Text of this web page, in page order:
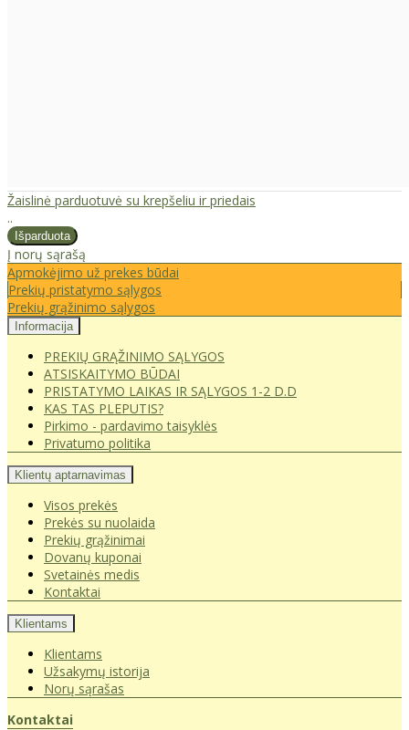
Žaislinė parduotuvė su krepšeliu ir priedais
..
Į norų sąrašą
Apmokėjimo už prekes būdai
Prekių pristatymo sąlygos
Prekių grąžinimo sąlygos
Informacija
PREKIŲ GRĄŽINIMO SĄLYGOS
ATSISKAITYMO BŪDAI
PRISTATYMO LAIKAS IR SĄLYGOS 1-2 D.D
KAS TAS PLEPUTIS?
Pirkimo - pardavimo taisyklės
Privatumo politika
Klientų aptarnavimas
Visos prekės
Prekės su nuolaida
Prekių grąžinimai
Dovanų kuponai
Svetainės medis
Kontaktai
Klientams
Klientams
Užsakymų istorija
Norų sąrašas
Kontaktai